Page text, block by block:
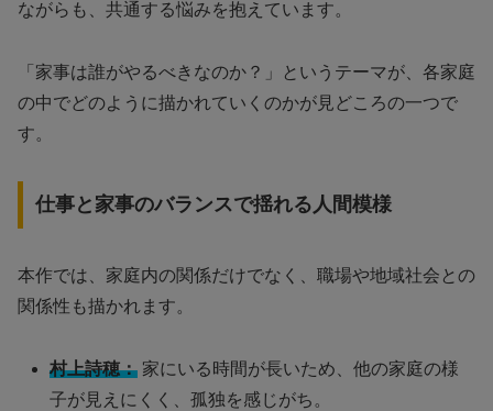
ながらも、共通する悩みを抱えています。
「家事は誰がやるべきなのか？」というテーマが、各家庭
の中でどのように描かれていくのかが見どころの一つで
す。
仕事と家事のバランスで揺れる人間模様
本作では、家庭内の関係だけでなく、職場や地域社会との
関係性も描かれます。
村上詩穂： 家にいる時間が長いため、他の家庭の様
子が見えにくく、孤独を感じがち。